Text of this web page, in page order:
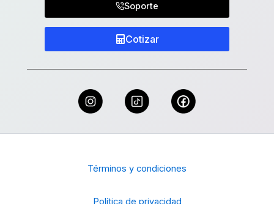
Soporte
Cotizar
Términos y condiciones
Política de privacidad